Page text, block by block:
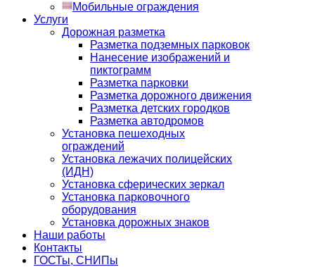
Мобильные ограждения
Услуги
Дорожная разметка
Разметка подземных парковок
Нанесение изображений и
пиктограмм
Разметка парковки
Разметка дорожного движения
Разметка детских городков
Разметка автодромов
Установка пешеходных
ограждений
Установка лежачих полицейских
(ИДН)
Установка сферических зеркал
Установка парковочного
оборудования
Установка дорожных знаков
Наши работы
Контакты
ГОСТы, СНИПы